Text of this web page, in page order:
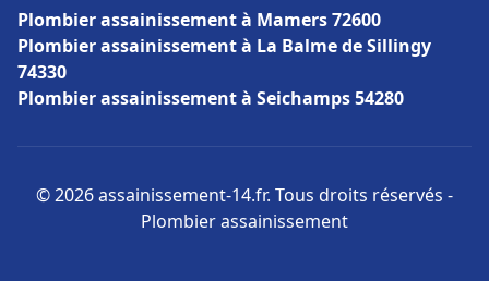
Plombier assainissement à Mamers 72600
Plombier assainissement à La Balme de Sillingy
74330
Plombier assainissement à Seichamps 54280
© 2026 assainissement-14.fr. Tous droits réservés -
Plombier assainissement